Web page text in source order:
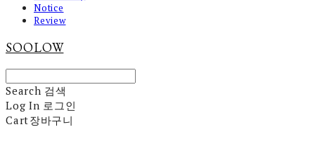
Notice
Review
SOOLOW
Search 검색
Log In 로그인
Cart장바구니